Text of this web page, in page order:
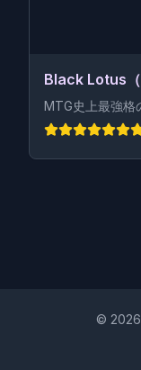
Black Lotus（
MTG史上最強格
© 2026